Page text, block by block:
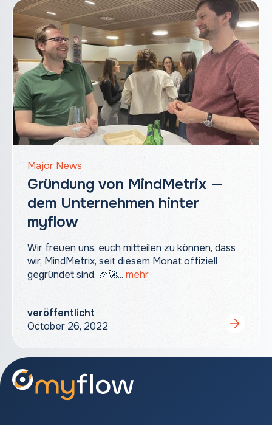
Major News
Gründung von MindMetrix —
dem Unternehmen hinter
myflow
Wir freuen uns, euch mitteilen zu können, dass
wir, MindMetrix, seit diesem Monat offiziell
gegründet sind. 🎉🚀... mehr
veröffentlicht
October 26, 2022